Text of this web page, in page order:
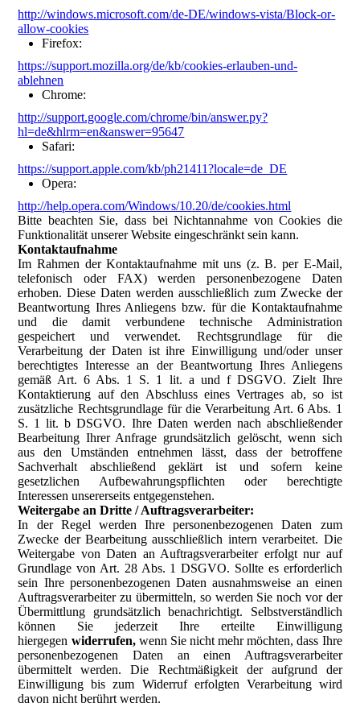
http://windows.microsoft.com/de-DE/windows-vista/Block-or-
allow-cookies
Firefox:
https://support.mozilla.org/de/kb/cookies-erlauben-und-
ablehnen
Chrome:
http://support.google.com/chrome/bin/answer.py?
hl=de&hlrm=en&answer=95647
Safari:
https://support.apple.com/kb/ph21411?locale=de_DE
Opera:
http://help.opera.com/Windows/10.20/de/cookies.html
Bitte beachten Sie, dass bei Nichtannahme von Cookies die
Funktionalität unserer Website eingeschränkt sein kann.
Kontaktaufnahme
Im Rahmen der Kontaktaufnahme mit uns (z. B. per E-Mail,
telefonisch oder FAX) werden personenbezogene Daten
erhoben. Diese Daten werden ausschließlich zum Zwecke der
Beantwortung Ihres Anliegens bzw. für die Kontaktaufnahme
und die damit verbundene technische Administration
gespeichert und verwendet. Rechtsgrundlage für die
Verarbeitung der Daten ist ihre Einwilligung und/oder unser
berechtigtes Interesse an der Beantwortung Ihres Anliegens
gemäß Art. 6 Abs. 1 S. 1 lit. a und f DSGVO. Zielt Ihre
Kontaktierung auf den Abschluss eines Vertrages ab, so ist
zusätzliche Rechtsgrundlage für die Verarbeitung Art. 6 Abs. 1
S. 1 lit. b DSGVO. Ihre Daten werden nach abschließender
Bearbeitung Ihrer Anfrage grundsätzlich gelöscht, wenn sich
aus den Umständen entnehmen lässt, dass der betroffene
Sachverhalt abschließend geklärt ist und sofern keine
gesetzlichen Aufbewahrungspflichten oder berechtigte
Interessen unsererseits entgegenstehen.
Weitergabe an Dritte / Auftragsverarbeiter:
In der Regel werden Ihre personenbezogenen Daten zum
Zwecke der Bearbeitung ausschließlich intern verarbeitet. Die
Weitergabe von Daten an Auftragsverarbeiter erfolgt nur auf
Grundlage von Art. 28 Abs. 1 DSGVO. Sollte es erforderlich
sein Ihre personenbezogenen Daten ausnahmsweise an einen
Auftragsverarbeiter zu übermitteln, so werden Sie noch vor der
Übermittlung grundsätzlich benachrichtigt. Selbstverständlich
können Sie jederzeit Ihre erteilte Einwilligung
hiergegen widerrufen, wenn Sie nicht mehr möchten, dass Ihre
personenbezogenen Daten an einen Auftragsverarbeiter
übermittelt werden. Die Rechtmäßigkeit der aufgrund der
Einwilligung bis zum Widerruf erfolgten Verarbeitung wird
davon nicht berührt werden.